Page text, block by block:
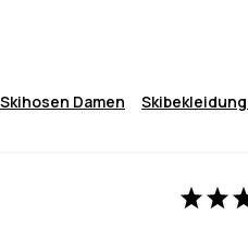
Skihosen Damen